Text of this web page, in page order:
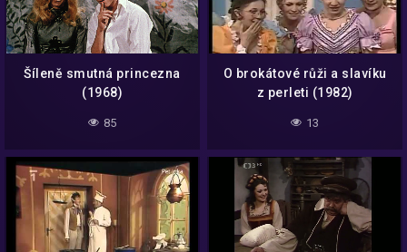
Šíleně smutná princezna
(1968)
85
O brokátové růži a slavíku
z perleti (1982)
13